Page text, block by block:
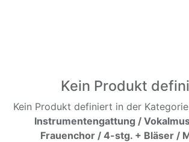
Kein Produkt
Kein Produkt definiert in der Kategorie
Instrumentengattung /
Frauenchor / 4-stg. + Bläser /